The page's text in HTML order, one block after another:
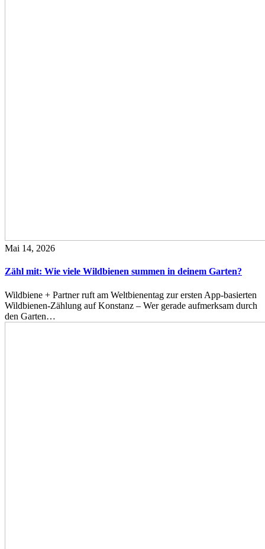
Mai 14, 2026
Zähl mit: Wie viele Wildbienen summen in deinem Garten?
Wildbiene + Partner ruft am Weltbienentag zur ersten App-basierten
Wildbienen-Zählung auf Konstanz – Wer gerade aufmerksam durch
den Garten…